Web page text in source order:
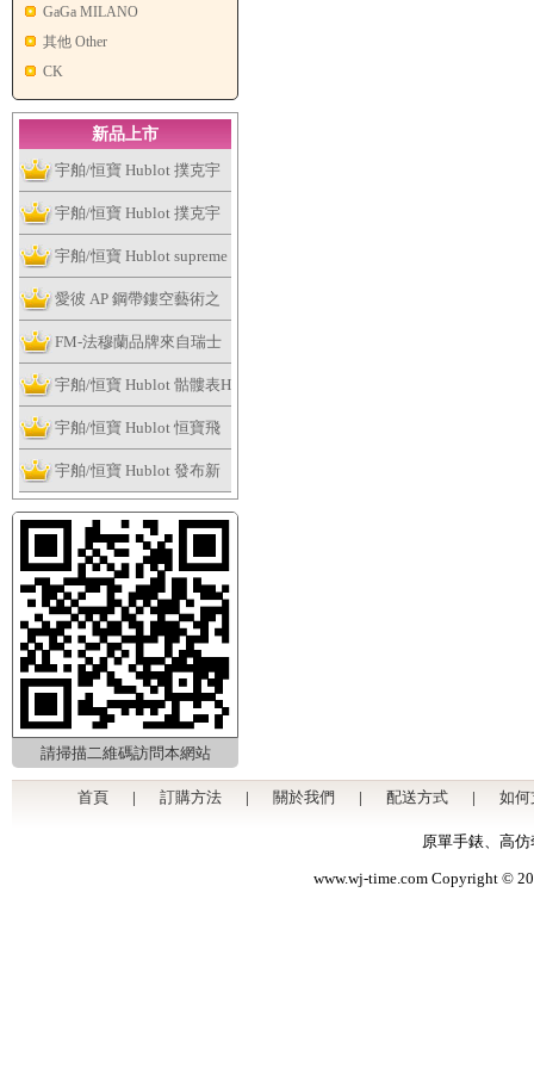
GaGa MILANO
其他 Other
CK
新品上市
宇舶/恒寶 Hublot 撲克宇
舶表全新個性撲克系列腕
表捉緊浮華的趣味
宇舶/恒寶 Hublot 撲克宇
舶表全新個性撲克系列腕
表捉緊浮華的趣味
宇舶/恒寶 Hublot supreme
讓這個夏天大膽露出妳的
手表
愛彼 AP 鋼帶鏤空藝術之
作，全新皇家橡樹系列雙
擺輪鏤空腕表
FM-法穆蘭品牌來自瑞士
日內瓦
宇舶/恒寶 Hublot 骷髏表H
ublot Skull Bang系列
宇舶/恒寶 Hublot 恒寶飛
輪腕表、經典融合最新陀
飛輪腕表
宇舶/恒寶 Hublot 發布新
版Big Bang法拉利腕表
請掃描二維碼訪問本網站
首頁 | 訂購方法 | 關於我們 | 配送方式 | 如何
原單手錶、 高仿
www.wj-time.com Copyright ©